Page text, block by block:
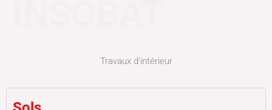
Travaux d'intérieur